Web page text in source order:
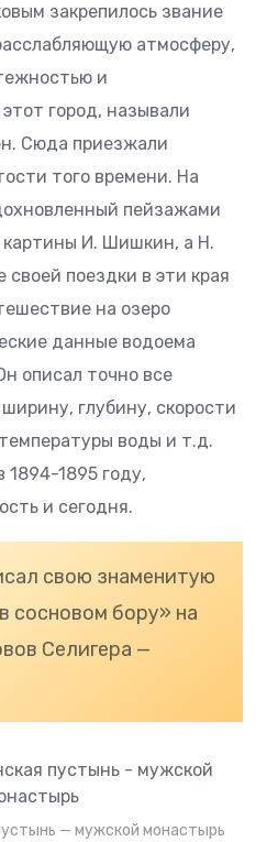
закрепилось звание
атмосферу,
и
город, называли
Сюда приезжали
того времени. На
пейзажами
картины И. Шишкин, а Н.
своей поездки в эти края
на озеро
данные водоема
описал точно все
глубину, скорости
воды и т.д.
1895 году,
и сегодня.
свою знаменитую
сосновом бору» на
Селигера —
— мужской монастырь